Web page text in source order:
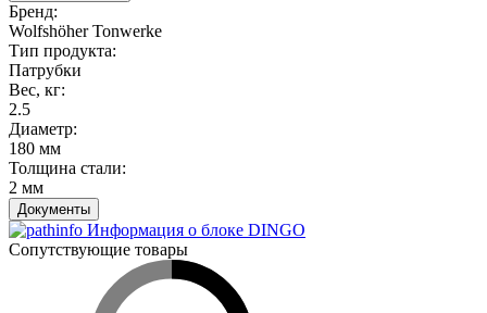
Бренд:
Wolfshöher Tonwerke
Тип продукта:
Патрубки
Вес, кг:
2.5
Диаметр:
180 мм
Толщина стали:
2 мм
Документы
Информация о блоке DINGO
Сопутствующие товары